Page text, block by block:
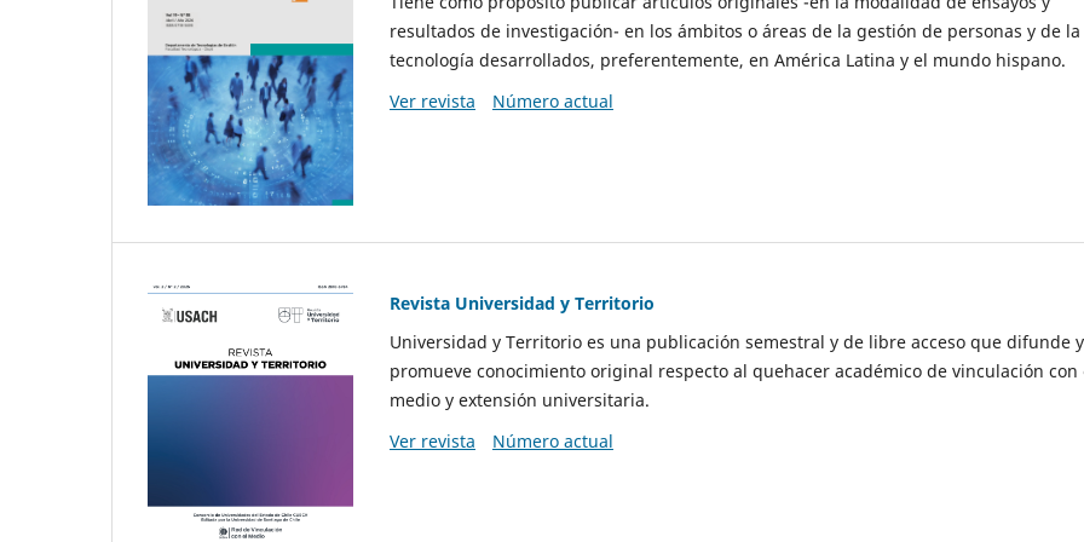
resultados de investigación- en los ámbitos o áreas de la gestión de personas y de la
tecnología desarrollados, preferentemente, en América Latina y el mundo hispano.
Ver revista
Número actual
Revista Universidad y Territorio
Universidad y Territorio es una publicación semestral y de libre acceso que difunde y
promueve conocimiento original respecto al quehacer académico de vinculación con
medio y extensión universitaria.
Ver revista
Número actual